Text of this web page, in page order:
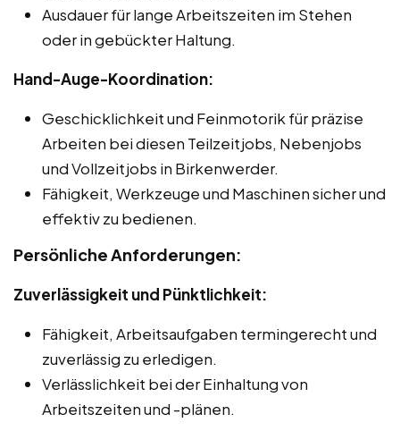
Ausdauer für lange Arbeitszeiten im Stehen
oder in gebückter Haltung.
Hand-Auge-Koordination:
Geschicklichkeit und Feinmotorik für präzise
Arbeiten bei diesen Teilzeitjobs, Nebenjobs
und Vollzeitjobs in Birkenwerder.
Fähigkeit, Werkzeuge und Maschinen sicher und
effektiv zu bedienen.
Persönliche Anforderungen:
Zuverlässigkeit und Pünktlichkeit:
Fähigkeit, Arbeitsaufgaben termingerecht und
zuverlässig zu erledigen.
Verlässlichkeit bei der Einhaltung von
Arbeitszeiten und -plänen.